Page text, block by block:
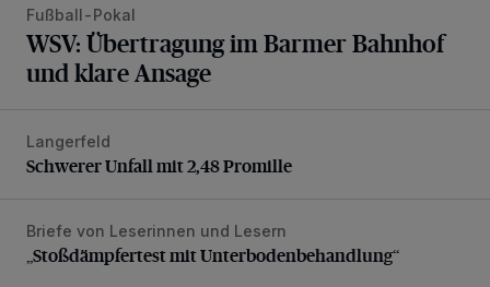
Fußball-Pokal
WSV: Übertragung im Barmer Bahnhof
und klare Ansage
Schwerer Unfall mit 2,48 Promille
Langerfeld
Schwerer Unfall mit 2,48 Promille
„Stoßdämpfertest mit Unterbodenbehandlung“
Briefe von Leserinnen und Lesern
„Stoßdämpfertest mit Unterbodenbehandlung“